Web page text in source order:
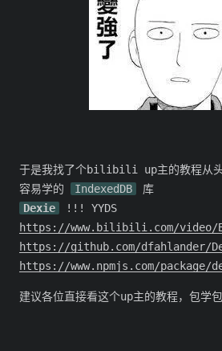
于是我找了个bilibili up主的教程从头
容易学的
IndexedDB
库
Dexie
!!! YYDS
https://www.bilibili.com/video/
https://github.com/dfahlander/
https://www.npmjs.com/package/
建议各位直接看这个up主的教程，包学